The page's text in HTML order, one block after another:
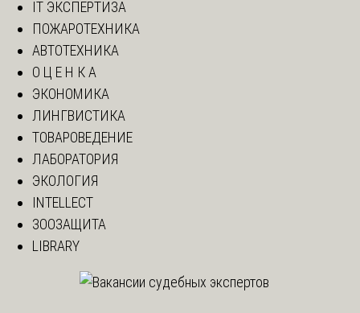
IT ЭКСПЕРТИЗА
ПОЖАРОТЕХНИКА
АВТОТЕХНИКА
О Ц Е Н К А
ЭКОНОМИКА
ЛИНГВИСТИКА
ТОВАРОВЕДЕНИЕ
ЛАБОРАТОРИЯ
ЭКОЛОГИЯ
INTELLECT
ЗООЗАЩИТА
LIBRARY